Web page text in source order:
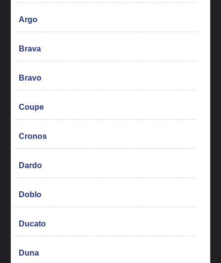
Argo
Brava
Bravo
Coupe
Cronos
Dardo
Doblo
Ducato
Duna